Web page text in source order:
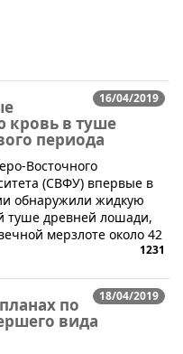
16/04/2019
в туше
периода
Восточного
(СВФУ) впервые в
обнаружили жидкую
туше древней лошади,
мерзлоте около 42
1231
18/04/2019
по
вида